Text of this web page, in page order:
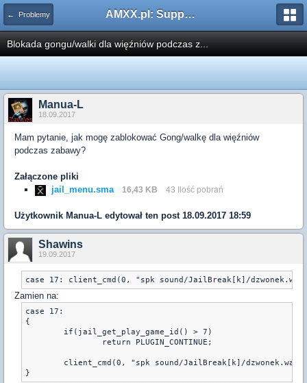
← Problemy AMXX.pl: Support AMX Mod X i SourceMod
Blokada gongu/walki dla więźniów podczas z...
Manua-L
18.09.2017
Mam pytanie, jak mogę zablokować Gong/walkę dla więźniów
podczas zabawy?
Załączone pliki
jail_menu.sma
16,43 KB 43 Ilość pobrań
Użytkownik Manua-L edytował ten post 18.09.2017 18:59
Shawins
19.09.2017
Zamien na:
case 17:
{